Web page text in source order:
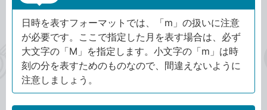
日時を表すフォーマットでは、「m」の扱いに注意
が必要です。ここで指定した月を表す場合は、必ず
大文字の「M」を指定します。小文字の「m」は時
刻の分を表すためのものなので、間違えないように
注意しましょう。